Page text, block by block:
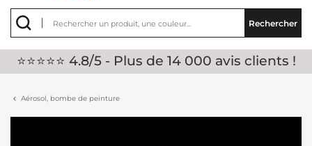
Rechercher
⭐⭐⭐⭐⭐ 4.8/5 - Plus de 14 000 avis clients !
Aérosol, bombe de peinture